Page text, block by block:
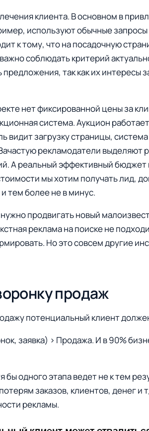
клиента. В основном в
используют обычные
к тому, что на посадочную
соблюдать критерий
предложения, так как их интересы
нет фиксированной цены за
система. Аукцион
видит загрузку страницы,
рекламодатели выделяют
А реальный эффективный бюджет
мы хотим получать лид,
тем более не в минус.
продвигать новый
реклама на поиске не
Но это совсем другие
продаж
потенциальный клиент
заявка) > Продажа. И в 90%
бы одного этапа ведет не к тем
заказов, клиентов, денег
рекламы.